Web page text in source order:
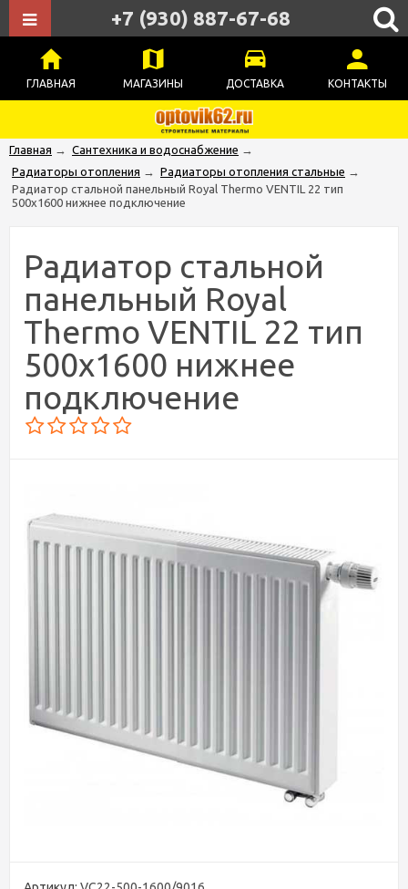
ГЛАВНАЯ МАГАЗИНЫ ДОСТАВКА КОНТАКТЫ
+7 (930) 887-67-68
Главная → Сантехника и водоснабжение →
Радиаторы отопления → Радиаторы отопления стальные →
Радиатор стальной панельный Royal Thermo VENTIL 22 тип
500x1600 нижнее подключение
Радиатор стальной
панельный Royal
Thermo VENTIL 22 тип
500x1600 нижнее
подключение